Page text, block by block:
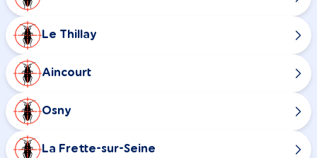
Le Thillay
Aincourt
Osny
La Frette-sur-Seine